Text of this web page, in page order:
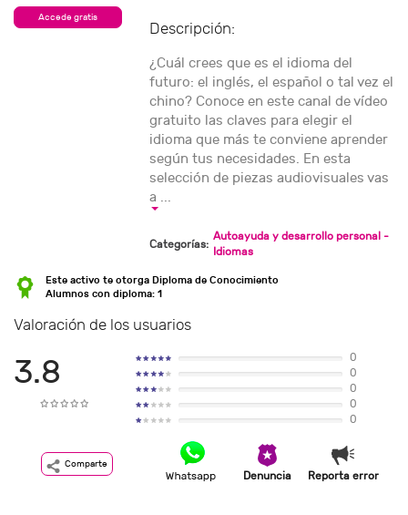
Accede gratis
Descripción:
¿Cuál crees que es el idioma del
futuro: el inglés, el español o tal vez el
chino? Conoce en este canal de vídeo
gratuito las claves para elegir el
idioma que más te conviene aprender
según tus necesidades. En esta
selección de piezas audiovisuales vas
a ...
Categorías:
Autoayuda y desarrollo personal -
Idiomas
Este activo te otorga Diploma de Conocimiento
Alumnos con diploma: 1
Valoración de los usuarios
3.8
0
0
0
0
0
Comparte
Denuncia Reporta error